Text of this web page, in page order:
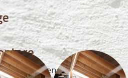
vorhanden.